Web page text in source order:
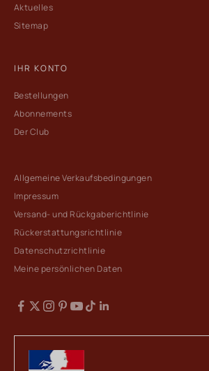
Aktuelles
Sitemap
IHR KONTO
Bestellungen
Abonnements
Der Club
Allgemeine Verkaufsbedingungen
Impressum
Versand- und Rückgaberichtlinie
Rückerstattungsrichtlinie
Datenschutzrichtlinie
Meine persönlichen Daten